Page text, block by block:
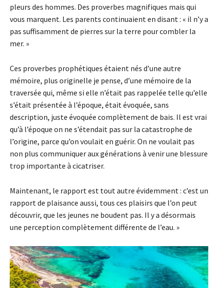
pleurs des hommes. Des proverbes magnifiques mais qui
vous marquent. Les parents continuaient en disant : « il n’y a
pas suffisamment de pierres sur la terre pour combler la
mer. »
Ces proverbes prophétiques étaient nés d’une autre
mémoire, plus originelle je pense, d’une mémoire de la
traversée qui, même si elle n’était pas rappelée telle qu’elle
s’était présentée à l’époque, était évoquée, sans
description, juste évoquée complètement de bais. Il est vrai
qu’à l’époque on ne s’étendait pas sur la catastrophe de
l’origine, parce qu’on voulait en guérir. On ne voulait pas
non plus communiquer aux générations à venir une blessure
trop importante à cicatriser.
Maintenant, le rapport est tout autre évidemment : c’est un
rapport de plaisance aussi, tous ces plaisirs que l’on peut
découvrir, que les jeunes ne boudent pas. Il y a désormais
une perception complètement différente de l’eau. »